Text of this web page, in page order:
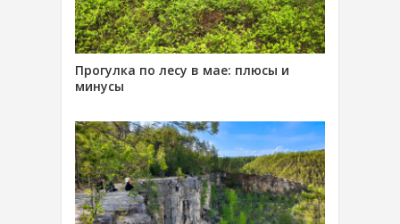
Прогулка по лесу в мае: плюсы и
минусы